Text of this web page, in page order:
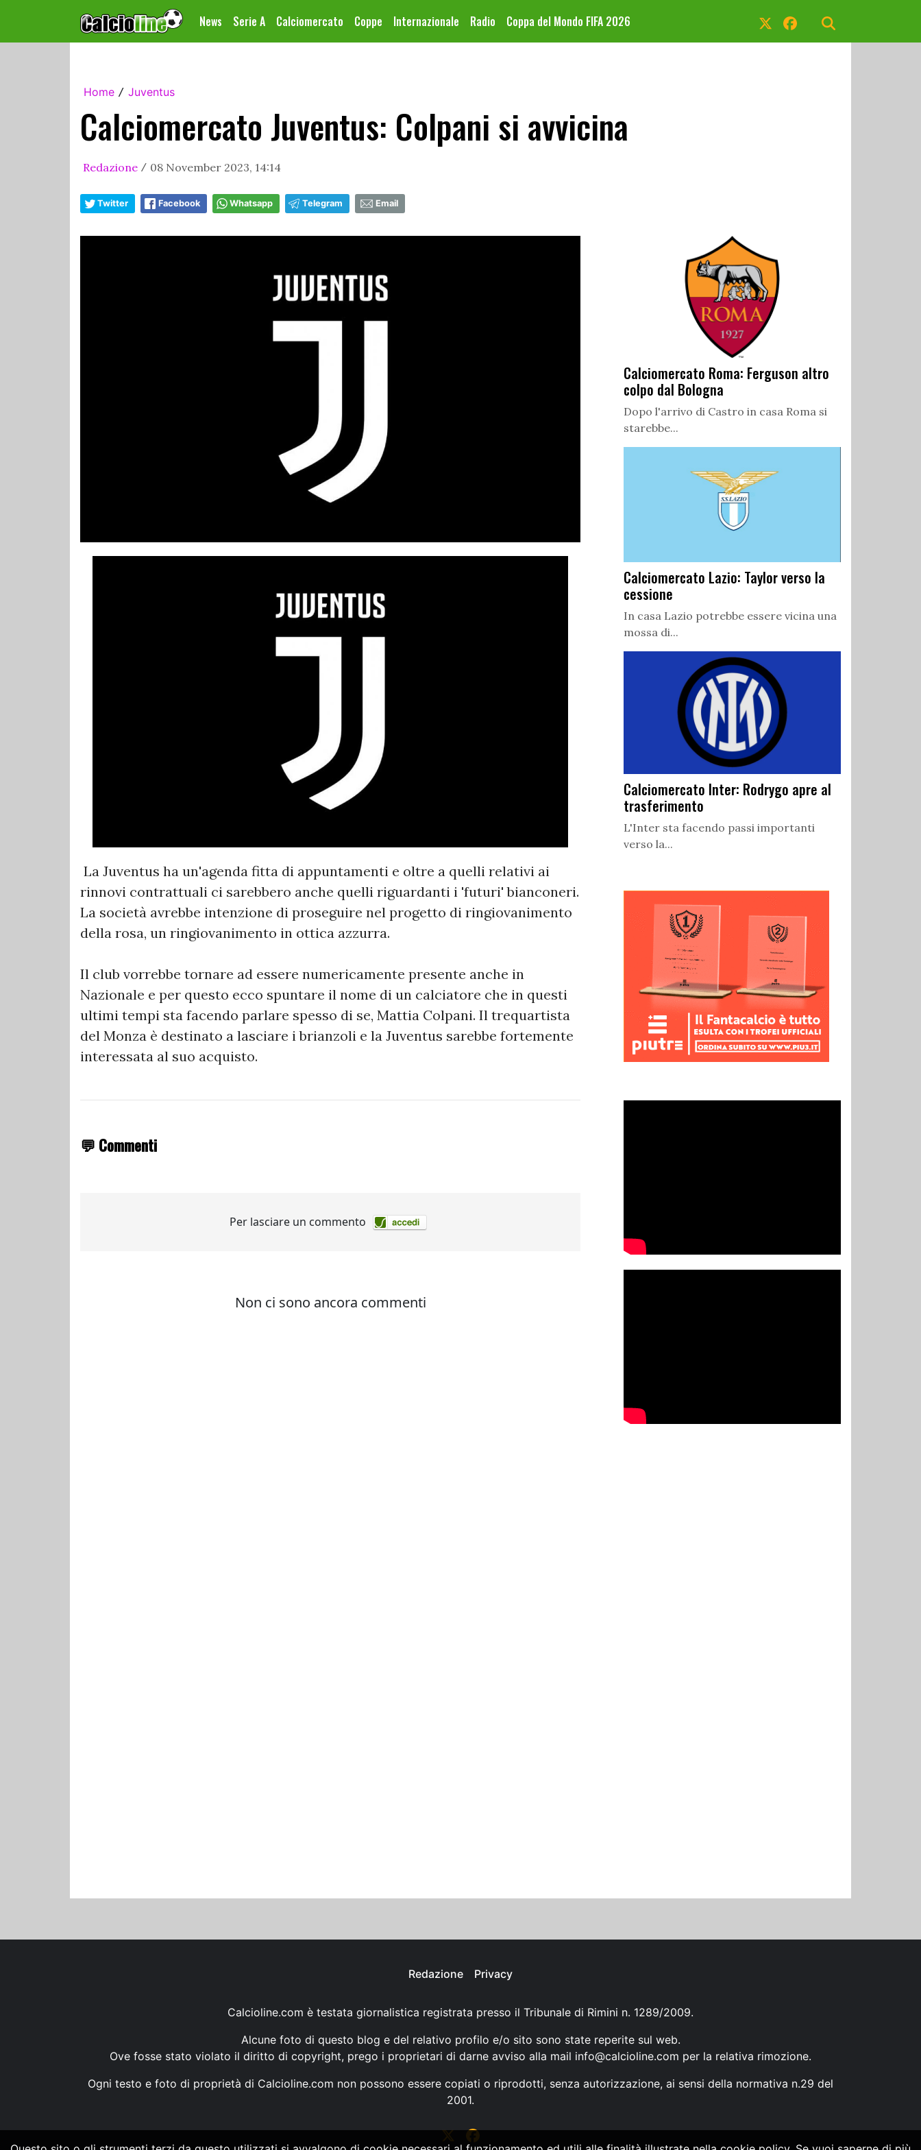
News Serie A Calciomercato Coppe Internazionale Radio Coppa del Mondo FIFA 2026
Home / Juventus
Calciomercato Juventus: Colpani si avvicina
Redazione / 08 November 2023, 14:14
Twitter Facebook Whatsapp Telegram Email
La Juventus ha un'agenda fitta di appuntamenti e oltre a quelli relativi ai
rinnovi contrattuali ci sarebbero anche quelli riguardanti i 'futuri' bianconeri.
La società avrebbe intenzione di proseguire nel progetto di ringiovanimento
della rosa, un ringiovanimento in ottica azzurra.
Il club vorrebbe tornare ad essere numericamente presente anche in
Nazionale e per questo ecco spuntare il nome di un calciatore che in questi
ultimi tempi sta facendo parlare spesso di se, Mattia Colpani. Il trequartista
del Monza è destinato a lasciare i brianzoli e la Juventus sarebbe fortemente
interessata al suo acquisto.
💬 Commenti
Calciomercato Roma: Ferguson altro
colpo dal Bologna
Dopo l'arrivo di Castro in casa Roma si
starebbe...
Calciomercato Lazio: Taylor verso la
cessione
In casa Lazio potrebbe essere vicina una
mossa di...
Calciomercato Inter: Rodrygo apre al
trasferimento
L'Inter sta facendo passi importanti
verso la...
Redazione Privacy
Calcioline.com è testata giornalistica registrata presso il Tribunale di Rimini n. 1289/2009.
Alcune foto di questo blog e del relativo profilo e/o sito sono state reperite sul web.
Ove fosse stato violato il diritto di copyright, prego i proprietari di darne avviso alla mail info@calcioline.com per la relativa rimozione.
Ogni testo e foto di proprietà di Calcioline.com non possono essere copiati o riprodotti, senza autorizzazione, ai sensi della normativa n.29 del
2001.